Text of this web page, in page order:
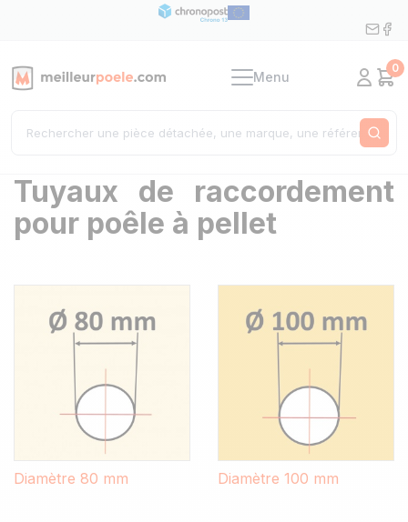
Menu Mon
0
Tuyaux de raccordement
pour poêle à pellet
Diamètre 80 mm Diamètre 100 mm